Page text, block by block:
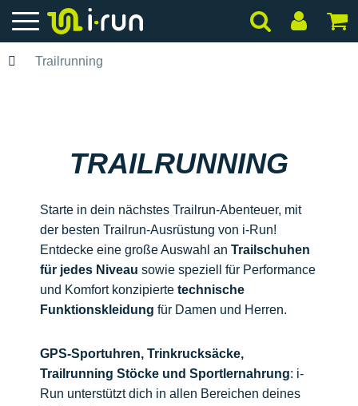
Trailrunning
TRAILRUNNING
Starte in dein nächstes Trailrun-Abenteuer, mit
der besten Trailrun-Ausrüstung von i-Run!
Entdecke eine große Auswahl an Trailschuhen
für jedes Niveau sowie speziell für Performance
und Komfort konzipierte technische
Funktionskleidung für Damen und Herren.
GPS-Sportuhren, Trinkrucksäcke,
Trailrunning Stöcke und Sportlernahrung: i-
Run unterstützt dich in allen Bereichen deines